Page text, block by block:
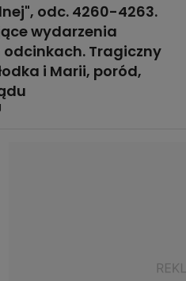
odc. 4260-4263.
wydarzenia
odcinkach. Tragiczny
i Marii, poród,